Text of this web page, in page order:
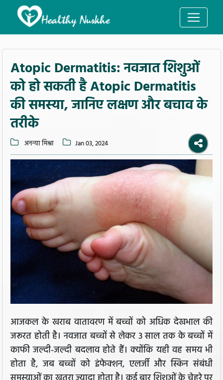
Atopic Dermatitis: नवजात शिशुओं
को हो सकती है Atopic Dermatitis
की समस्या, जानिए लक्षण और बचाव के
तरीके
अनन्या मिश्रा Jan 03, 2024
आजकल के खराब वातावरण में बच्चों को अधिक देखभाल की
जरूरत होती है। नवजात बच्चों से लेकर 3 साल तक के बच्चों में
काफी जल्दी-जल्दी बदलाव होते हैं। क्योंकि यही वह समय भी
होता है, जब बच्चों को इंफेक्शन, एलर्जी और स्किन संबंधी